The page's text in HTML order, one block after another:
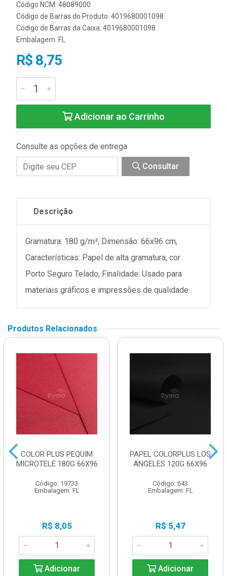
Código NCM: 48089000
Código de Barras do Produto: 4019680001098
Código de Barras da Caixa: 4019680001098
Embalagem: FL
R$ 8,75
Adicionar ao Carrinho
Consulte as opções de entrega
Consultar
Descrição
Gramatura: 180 g/m², Dimensão: 66x96 cm,
Características: Papel de alta gramatura, cor
Porto Seguro Telado, Finalidade: Usado para
materiais gráficos e impressões de qualidade.
Produtos Relacionados
COLOR PLUS PEQUIM
MICROTELE 180G 66X96
Código: 19733
Embalagem: FL
R$ 8,05
Adicionar
PAPEL COLORPLUS LOS
ANGELES 120G 66X96
Código: 643
Embalagem: FL
R$ 5,47
Adicionar